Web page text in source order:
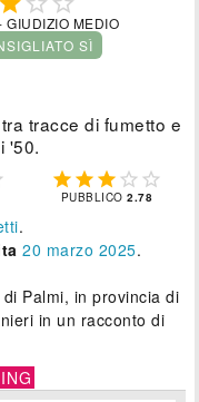
GIUDIZIO MEDIO
SÌ
tracce di fumetto e
'50.
    
PUBBLICO2.78
.
20 marzo 2025.
Palmi, in provincia di
in un racconto di